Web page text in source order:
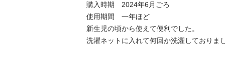
購入時期　2024年6月ごろ
使用期間　一年ほど
新生児の頃から使えて便利でした。
洗濯ネットに入れて何回か洗濯しておりまし